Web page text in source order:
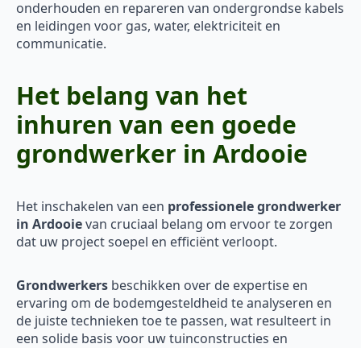
onderhouden en repareren van ondergrondse kabels
en leidingen voor gas, water, elektriciteit en
communicatie.
Het belang van het
inhuren van een goede
grondwerker in Ardooie
Het inschakelen van een professionele grondwerker
in Ardooievan cruciaal belang om ervoor te zorgen
dat uw project soepel en efficiënt verloopt.
Grondwerkers beschikken over de expertise en
ervaring om de bodemgesteldheid te analyseren en
de juiste technieken toe te passen, wat resulteert in
een solide basis voor uw tuinconstructies en